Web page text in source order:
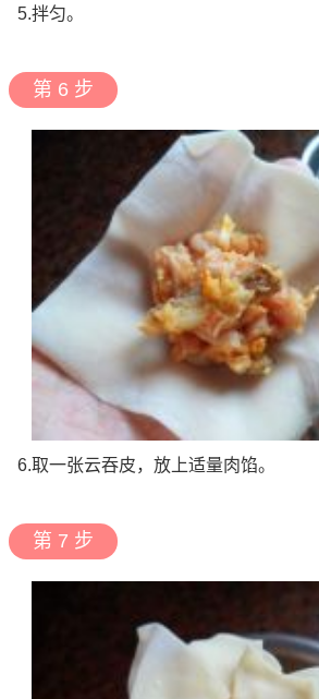
5.拌匀。
第 6 步
6.取一张云吞皮，放上适量肉馅。
第 7 步